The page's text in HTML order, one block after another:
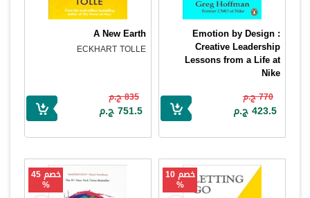
Emotion by Design :
Creative Leadership
Lessons from a Life at
Nike
770 ج.م
423.5 ج.م
A New Earth
ECKHART TOLLE
835 ج.م
751.5 ج.م
خصم 10
%
خصم 45
%